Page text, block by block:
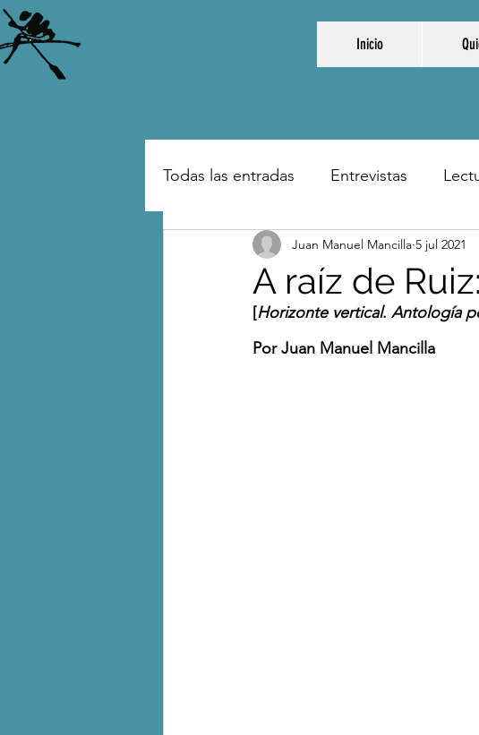
Inicio
Todas las entradas Entrevistas
A raíz de
Juan Manuel Mancilla 5 jul 2021
[Horizonte vertical. Antología
Por Juan Manuel Mancilla